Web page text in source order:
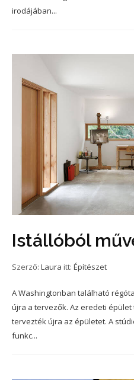
irodájában...
Istállóból
Szerző: Laura itt: Építészet
A Washingtonban található
újra a tervezők. Az eredeti
tervezték újra az épületet. A
funkc...